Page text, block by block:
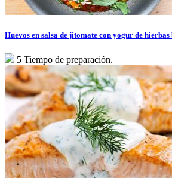
Huevos en salsa de jitomate con yogur de
5 Tiempo de preparación.